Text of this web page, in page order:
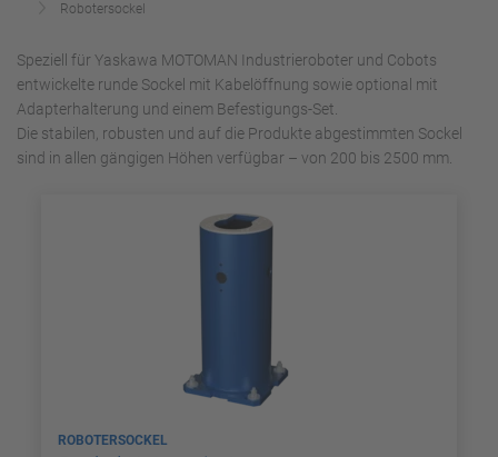
Robotersockel
Speziell für Yaskawa MOTOMAN Industrieroboter und Cobots
entwickelte runde Sockel mit Kabelöffnung sowie optional mit
Adapterhalterung und einem Befestigungs-Set.
Die stabilen, robusten und auf die Produkte abgestimmten Sockel
sind in allen gängigen Höhen verfügbar – von 200 bis 2500 mm.
ROBOTERSOCKEL